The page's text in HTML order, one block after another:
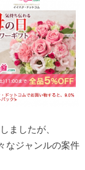
ましたが、
なジャンルの案件